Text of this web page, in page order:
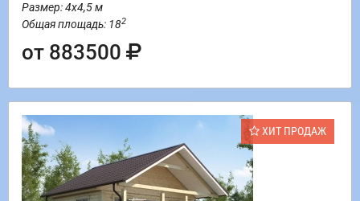
Размер: 4х4,5 м
Общая площадь: 182
от 883500
ХИТ ПРОДАЖ